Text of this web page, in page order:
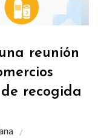
reunión
recogida